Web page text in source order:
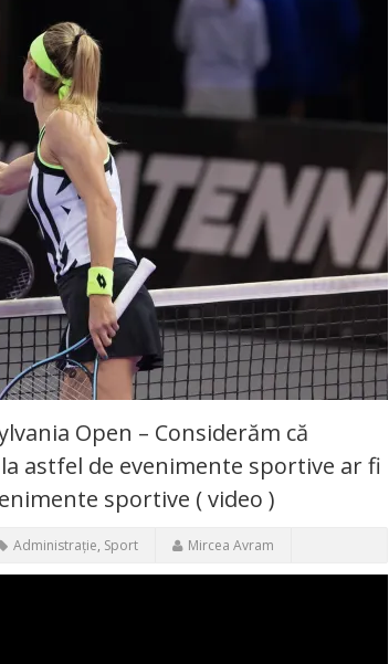
Open – Considerăm că
astfel de evenimente sportive ar fi
sportive ( video )
Administrație, Sport Mircea Avram